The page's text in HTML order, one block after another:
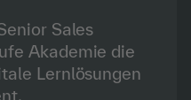
Sales
Akademie die
Lernlösungen